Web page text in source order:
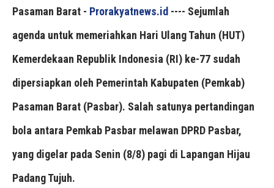
Pasaman Barat - Prorakyatnews.id ---- Sejumlah
agenda untuk memeriahkan Hari Ulang Tahun (HUT)
Kemerdekaan Republik Indonesia (RI) ke-77 sudah
dipersiapkan oleh Pemerintah Kabupaten (Pemkab)
Pasaman Barat (Pasbar). Salah satunya pertandingan
bola antara Pemkab Pasbar melawan DPRD Pasbar,
yang digelar pada Senin (8/8) pagi di Lapangan Hijau
Padang Tujuh.